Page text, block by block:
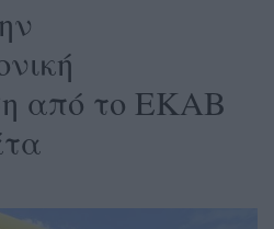
από το ΕΚΑΒ